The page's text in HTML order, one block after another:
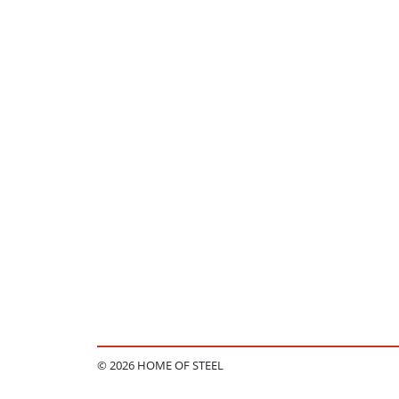
© 2026 HOME OF STEEL